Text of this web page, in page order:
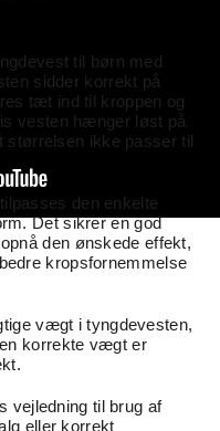
til børn med
sidder korrekt på
tæt ind til kroppen og
vesten hænger løst på
størrelsen ikke passer til
den enkelte
Det sikrer en god
den ønskede effekt,
kropsfornemmelse
vægt i tyngdevesten,
korrekte vægt er
vejledning til brug af
eller korrekt